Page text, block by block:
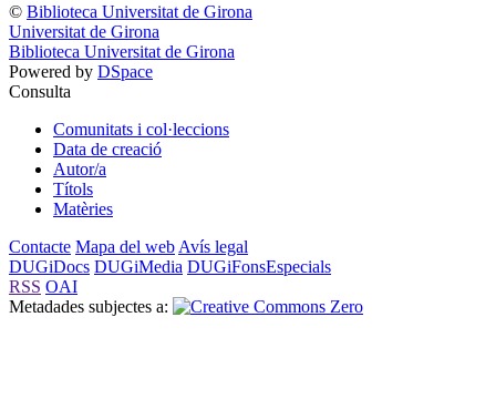
© Biblioteca Universitat de Girona
Universitat de Girona
Biblioteca Universitat de Girona
Powered by DSpace
Consulta
Comunitats i col·leccions
Data de creació
Autor/a
Títols
Matèries
Contacte Mapa del web Avís legal
DUGiDocs DUGiMedia DUGiFonsEspecials
RSS OAI
Metadades subjectes a: